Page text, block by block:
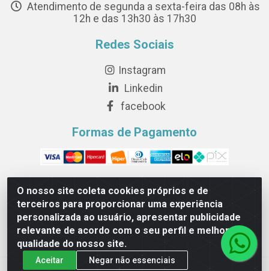
O nosso site coleta cookies próprios e de
terceiros para proporcionar uma experiência
personalizada ao usuário, apresentar publicidade
relevante de acordo com o seu perfil e melhorar a
qualidade do nosso site.
Aceitar Negar não essenciais
Atendimento de segunda a sexta-feira das 08h às
12h e das 13h30 às 17h30
Redes Sociais
Instagram
Linkedin
facebook
Formas de Pagamento
Novesete Distribuidora LTDA - Avenida Setecentos, S/N,
Terminal Intermodal da Serra, Serra/ES - CEP 29161-414 -
CNPJ 29.479.604/0001-44